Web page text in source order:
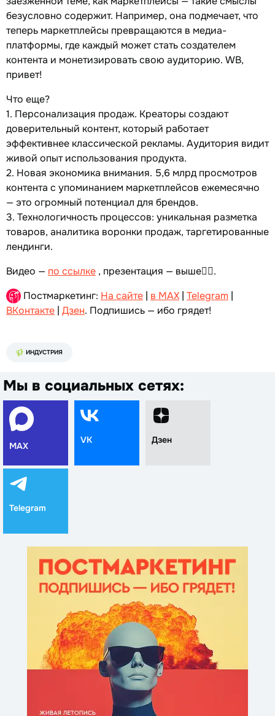
безусловно содержит. Например, она подмечает, что
теперь маркетплейсы превращаются в медиа-
платформы, где каждый может стать создателем
контента и монетизировать свою аудиторию. WB,
привет!
Что еще?
1. Персонализация продаж. Креаторы создают
доверительный контент, который работает
эффективнее классической рекламы. Аудитория видит
живой опыт использования продукта.
2. Новая экономика внимания. 5,6 млрд просмотров
контента с упоминанием маркетплейсов ежемесячно
— это огромный потенциал для брендов.
3. Технологичность процессов: уникальная разметка
товаров, аналитика воронки продаж, таргетированные
лендинги.
Видео — по ссылке , презентация — выше☝🏻.
Постмаркетинг: На сайте | в MAX | Telegram |
ВКонтакте | Дзен. Подпишись — ибо грядет!
ИНДУСТРИЯ
Мы в социальных сетях:
MAX
VK Дзен
Telegram